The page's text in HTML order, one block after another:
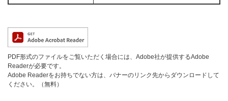
PDF形式のファイルをご覧いただく場合には、Adobe社が提供するAdobe
Readerが必要です。
Adobe Readerをお持ちでない方は、バナーのリンク先からダウンロードして
ください。（無料）